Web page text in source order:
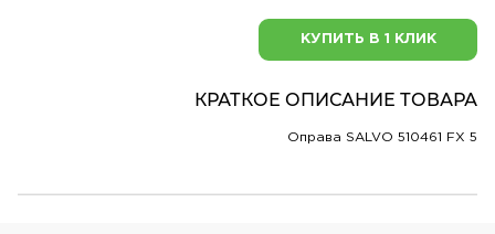
КУПИТЬ В 1 КЛИК
КРАТКОЕ ОПИСАНИЕ ТОВАРА
Оправа SALVO 510461 FX 5